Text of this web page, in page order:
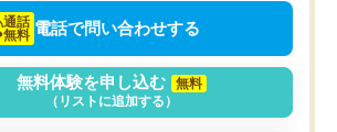
通話
無料 電話で問い合わせする
無料体験を申し込む
無料
（リストに追加する）